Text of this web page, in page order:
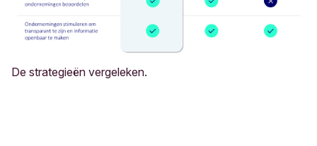
De strategieën vergeleken.